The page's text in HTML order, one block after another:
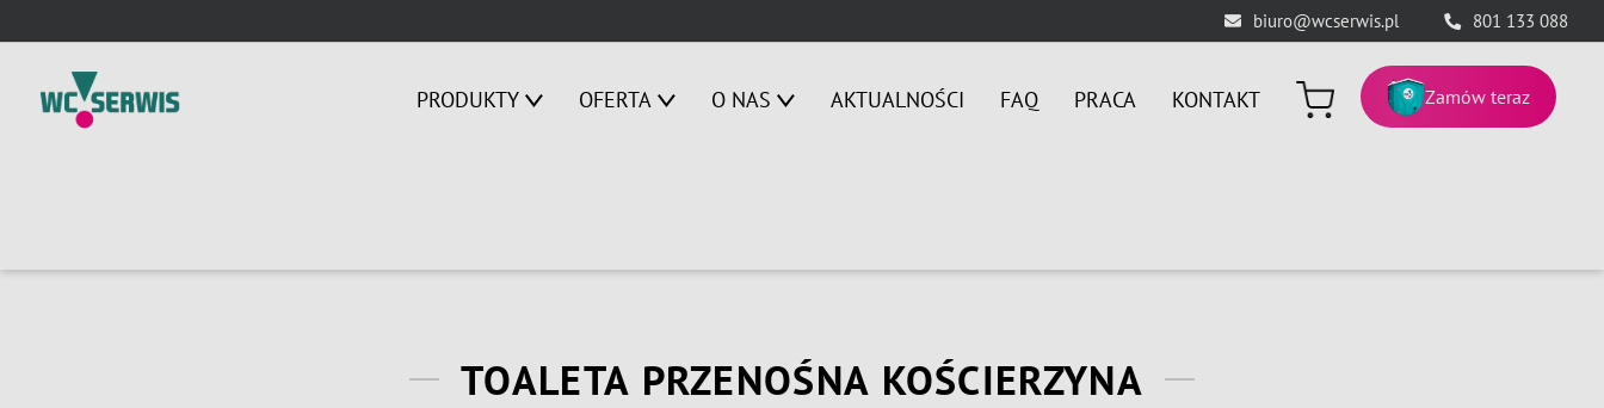
to
biuro@wcserwis.pl 801 133 088
PRODUKTY OFERTA O NAS AKTUALNOŚCI FAQ PRACA KONTAKT Zamów teraz
TOALETA PRZENOŚNA KOŚCIERZYNA